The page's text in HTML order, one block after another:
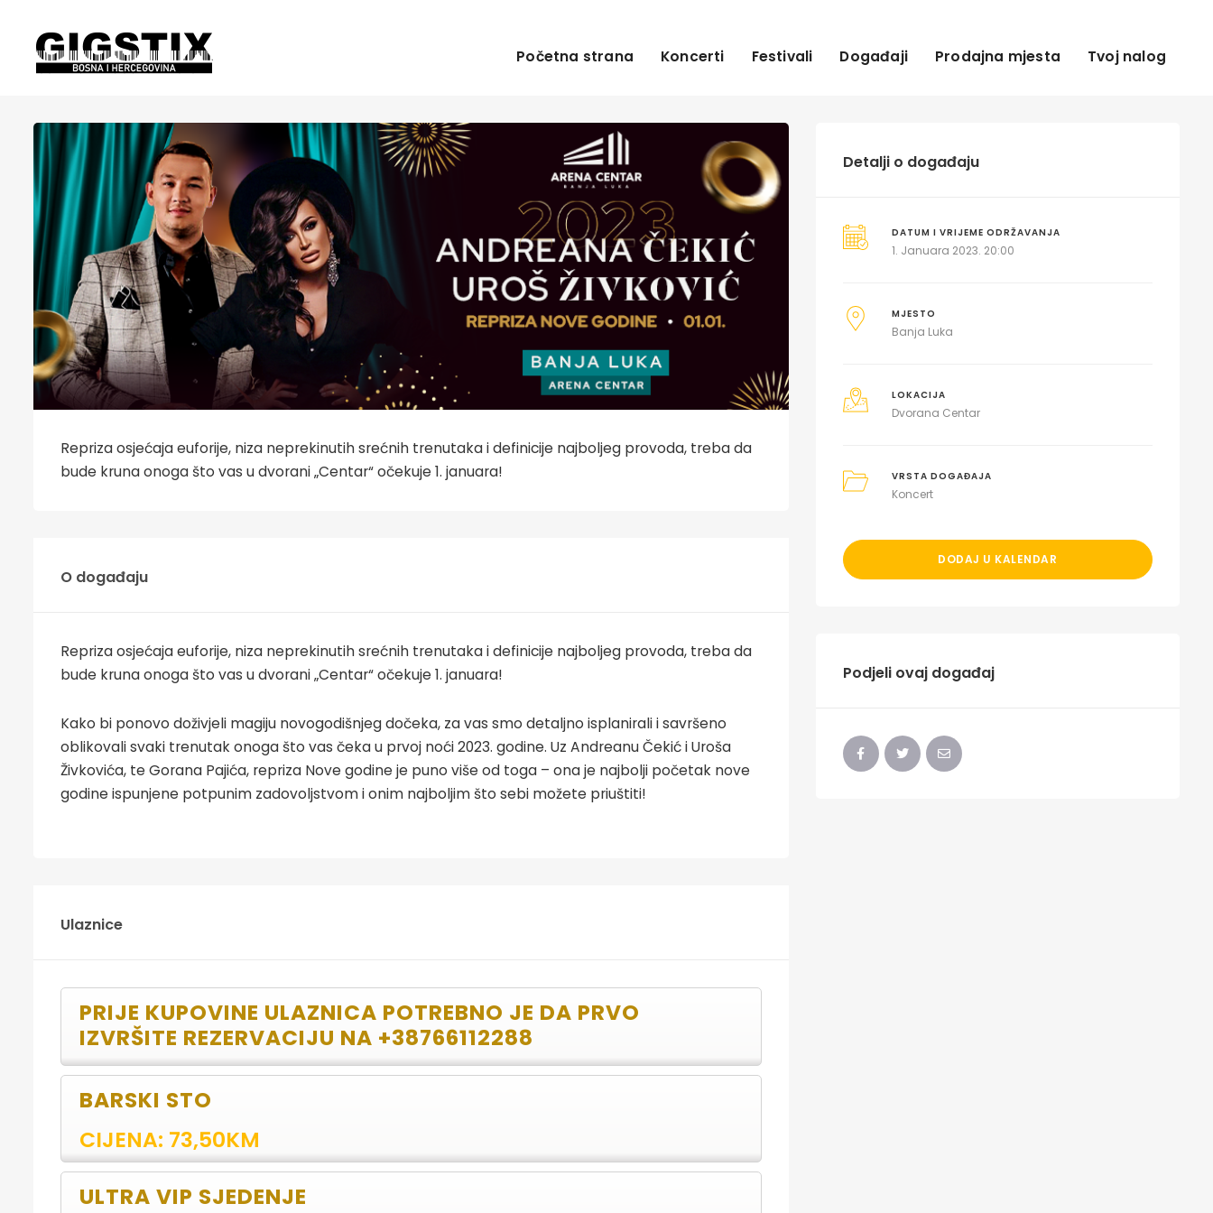
Početna strana Koncerti Festivali Događaji Prodajna mjesta Tvoj nalog
Repriza osjećaja euforije, niza neprekinutih srećnih trenutaka i definicije najboljeg provoda, treba da
bude kruna onoga što vas u dvorani „Centar“ očekuje 1. januara!
O događaju
Repriza osjećaja euforije, niza neprekinutih srećnih trenutaka i definicije najboljeg provoda, treba da
bude kruna onoga što vas u dvorani „Centar“ očekuje 1. januara!
Kako bi ponovo doživjeli magiju novogodišnjeg dočeka, za vas smo detaljno isplanirali i savršeno
oblikovali svaki trenutak onoga što vas čeka u prvoj noći 2023. godine. Uz Andreanu Čekić i Uroša
Živkovića, te Gorana Pajića, repriza Nove godine je puno više od toga – ona je najbolji početak nove
godine ispunjene potpunim zadovoljstvom i onim najboljim što sebi možete priuštiti!
Ulaznice
PRIJE KUPOVINE ULAZNICA POTREBNO JE DA PRVO
IZVRŠITE REZERVACIJU NA +38766112288
BARSKI STO
CIJENA: 73,50KM
ULTRA VIP SJEDENJE
Detalji o događaju
DATUM I VRIJEME ODRŽAVANJA
1. Januara 2023. 20:00
MJESTO
Banja Luka
LOKACIJA
Dvorana Centar
VRSTA DOGAĐAJA
Koncert
DODAJ U KALENDAR
Podjeli ovaj događaj